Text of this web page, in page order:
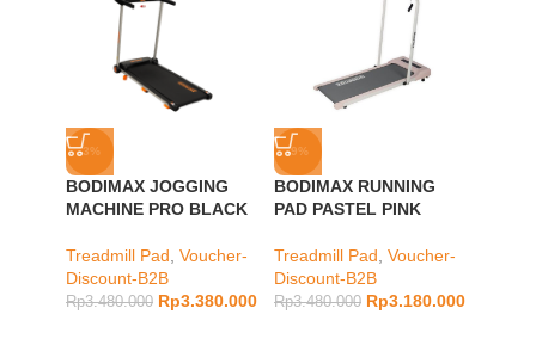
-3%
BODIMAX JOGGING
MACHINE PRO BLACK
Treadmill Pad Voucher-
Discount-B2B
Rp3.480.000 Rp3.380.000
-9%
BODIMAX RUNNING
PAD PASTEL PINK
Treadmill Pad Voucher-
Discount-B2B
Rp3.480.000 Rp3.180.000